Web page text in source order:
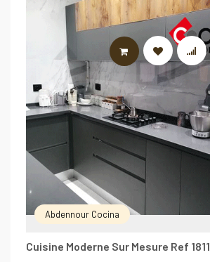
Abdennour Cocina
Cuisine Moderne Sur Mesure Ref 1811
LIRE LA SUITE